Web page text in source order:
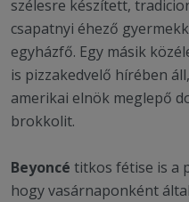
szélesre készített,
csapatnyi éhező
egyházfő. Egy másik
is pizzakedvelő hírében
amerikai elnök meglepő
brokkolit.
Beyoncé titkos fétise is a
hogy vasárnaponként